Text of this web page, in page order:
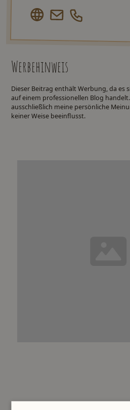
Werbehinweis
Dieser Beitrag enthält Werbung, da es
auf einem professionellen Blog
ausschließlich meine persönliche
keiner Weise beeinflusst.